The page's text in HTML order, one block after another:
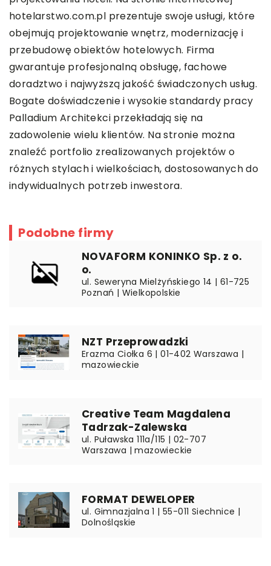
hotelarstwo.com.pl prezentuje swoje usługi, które
obejmują projektowanie wnętrz, modernizację i
przebudowę obiektów hotelowych. Firma
gwarantuje profesjonalną obsługę, fachowe
doradztwo i najwyższą jakość świadczonych usług.
Bogate doświadczenie i wysokie standardy pracy
Palladium Architekci przekładają się na
zadowolenie wielu klientów. Na stronie można
znaleźć portfolio zrealizowanych projektów o
różnych stylach i wielkościach, dostosowanych do
indywidualnych potrzeb inwestora.
Podobne firmy
NOVAFORM KONINKO Sp. z o.
o.
ul. Seweryna Mielżyńskiego 14 | 61-725
Poznań | Wielkopolskie
NZT Przeprowadzki
Erazma Ciołka 6 | 01-402 Warszawa |
mazowieckie
Creative Team Magdalena
Tadrzak-Zalewska
ul. Puławska 111a/115 | 02-707
Warszawa | mazowieckie
FORMAT DEWELOPER
ul. Gimnazjalna 1 | 55-011 Siechnice |
Dolnośląskie